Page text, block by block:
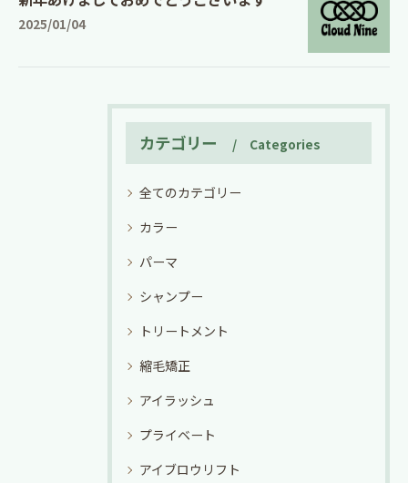
2025/01/04
カテゴリー Categories
全てのカテゴリー
カラー
パーマ
シャンプー
トリートメント
縮毛矯正
アイラッシュ
プライベート
アイブロウリフト